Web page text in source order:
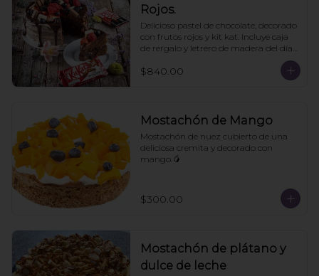
Rojos.
Delicioso pastel de chocolate, decorado
con frutos rojos y kit kat. Incluye caja
de rergalo y letrero de madera del día
de las madres. 10- 12 personas. Pedir
con un día de anticipación
$840.00
Mostachón de Mango
Mostachón de nuez cubierto de una
deliciosa cremita y decorado con
mango.🥭
$300.00
Mostachón de plátano y
dulce de leche